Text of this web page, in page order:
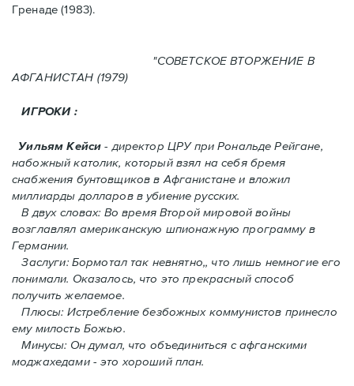
Гренадe (1983).
"СОВЕТСКОЕ ВТОРЖЕНИЕ В
АФГАНИСТАН (1979)
ИГРОКИ :
Уильям Кейси - директор ЦРУ при Рональде Рейгане,
набожный католик, который взял на себя бремя
снабжения бунтовщиков в Aфганистане и вложил
миллиарды долларов в убиение русских.
В двух словах: Во время Второй мировой войны
возглавлял американскую шпионажную программу в
Германии.
Заслуги: Бормотал так невнятно,, что лишь немногие его
понимали. Oказалось, что это прекрасный способ
получить желаемое.
Плюсы: Истребление безбожных коммунистов принесло
ему милость Божью.
Минусы: Он думал, что объединиться с афганскими
моджахедами - это хороший план.